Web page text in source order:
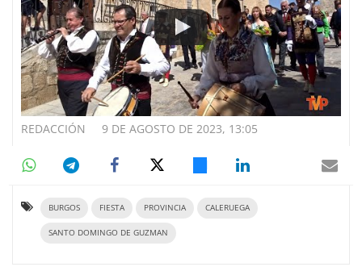
9 DE AGOSTO DE 2023, 13:05
REDACCIÓN
BURGOS FIESTA PROVINCIA CALERUEGA
SANTO DOMINGO DE GUZMAN